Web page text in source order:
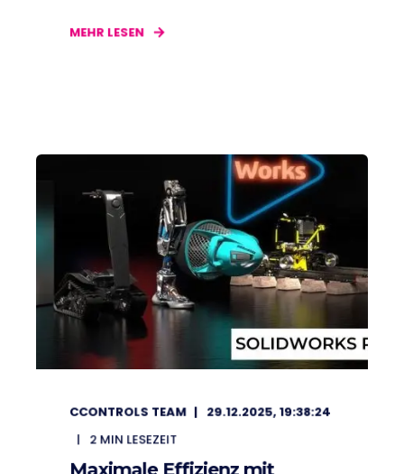
MEHR LESEN
CCONTROLS TEAM
29.12.2025, 19:38:24
2 MIN LESEZEIT
Maximale Effizienz mit